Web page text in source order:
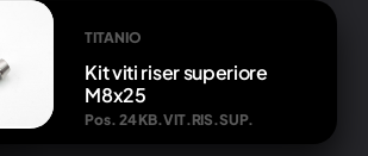
TITANIO
Kit viti riser superiore
M8x25
Pos. 24 KB.VIT.RIS.SUP.